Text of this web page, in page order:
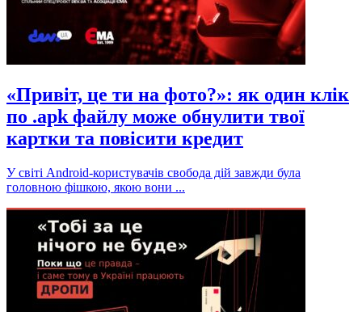
«Привіт, це ти на фото?»: як один клік
по .apk файлу може обнулити твої
картки та повісити кредит
У світі Android-користувачів свобода дій завжди була
головною фішкою, якою вони ...